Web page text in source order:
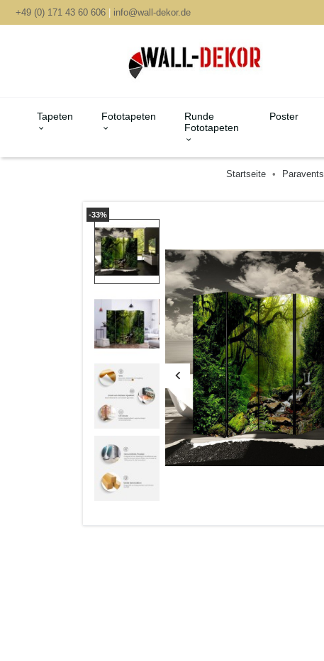
+49 (0) 171 43 60 606 | info@wall-dekor.de
Tapeten Fototapeten
Runde
Fototapeten
Poster
Startseite Paravents
-33%